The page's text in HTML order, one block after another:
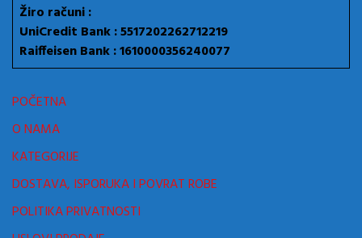
Žiro računi :
UniCredit Bank : 5517202262712219
Raiffeisen Bank : 1610000356240077
POČETNA
O NAMA
KATEGORIJE
DOSTAVA, ISPORUKA I POVRAT ROBE
POLITIKA PRIVATNOSTI